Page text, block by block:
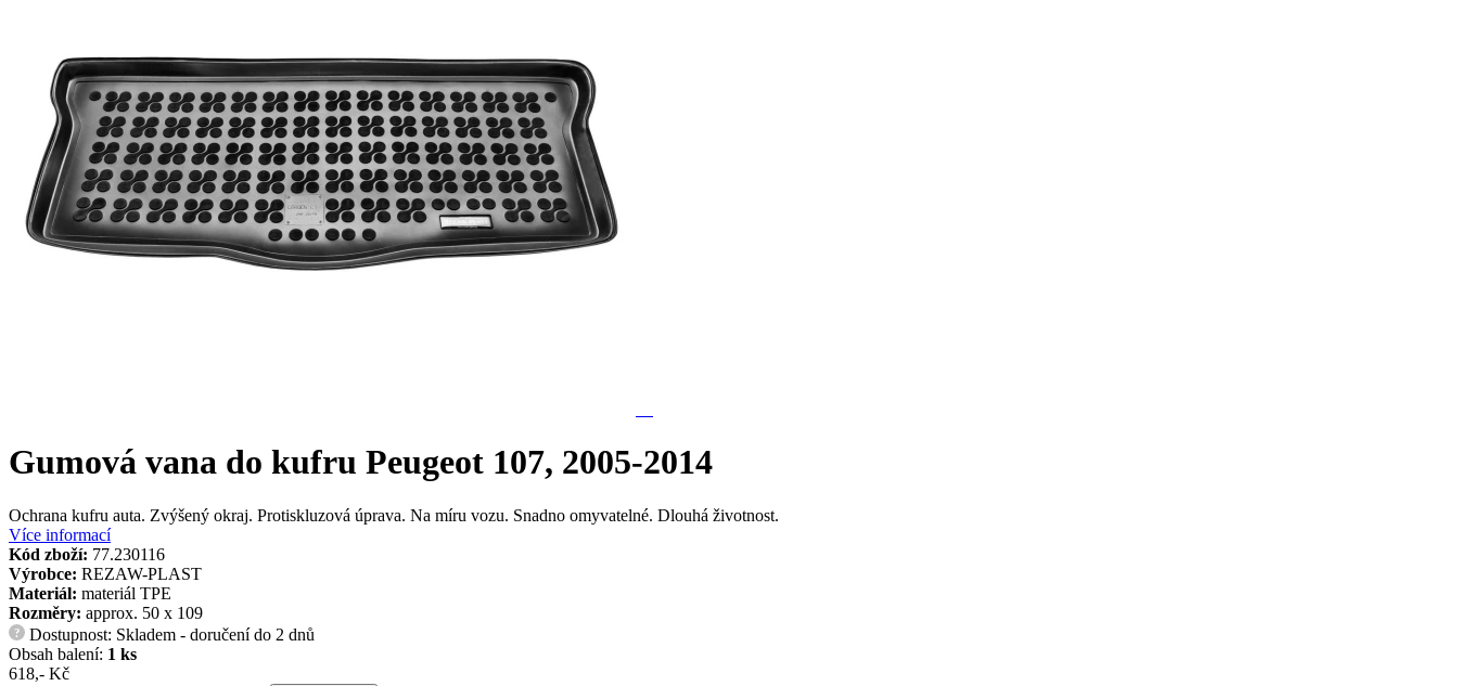
Gumová vana do kufru Peugeot 107, 2005-2014
Ochrana kufru auta. Zvýšený okraj. Protiskluzová úprava. Na míru vozu. Snadno omyvatelné. Dlouhá životnost.
Více informací
Kód zboží: 77.230116
Výrobce: REZAW-PLAST
Materiál: materiál TPE
Rozměry: approx. 50 x 109
?
Dostupnost: Skladem - doručení do 2 dnů
Obsah balení: 1 ks
618,- Kč